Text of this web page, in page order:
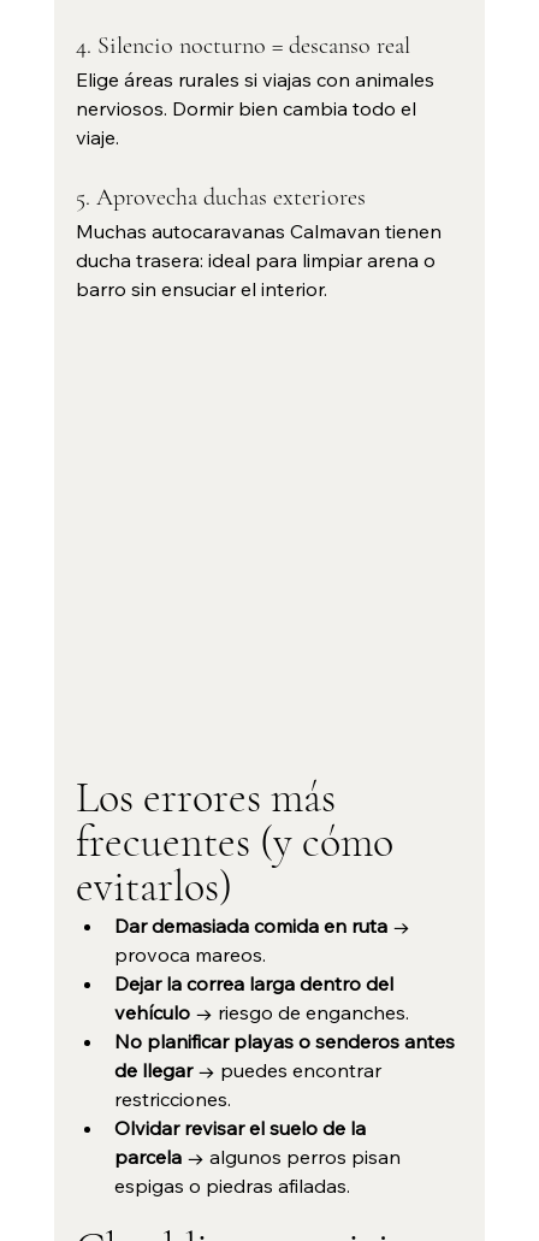
4. Silencio nocturno = descanso real
Elige áreas rurales si viajas con animales
nerviosos. Dormir bien cambia todo el
viaje.
5. Aprovecha duchas exteriores
Muchas autocaravanas Calmavan tienen
ducha trasera: ideal para limpiar arena o
barro sin ensuciar el interior.
Los errores más
frecuentes (y cómo
evitarlos)
Dar demasiada comida en ruta →
provoca mareos.
Dejar la correa larga dentro del
vehículo → riesgo de enganches.
No planificar playas o senderos antes
de llegar → puedes encontrar
restricciones.
Olvidar revisar el suelo de la
parcela → algunos perros pisan
espigas o piedras afiladas.